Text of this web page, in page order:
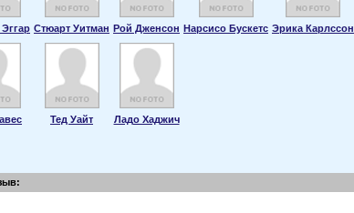
Стюарт Уитман Рой Дженсон Нарсисо Бускетс Эрика Карлссон
Тед Уайт Ладо Хаджич